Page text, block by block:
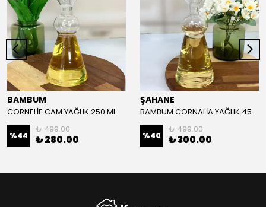
BAMBUM
CORNELİE CAM YAĞLIK 250 ML
%44
₺ 499.00
₺ 280.00
ŞAHANE
BAMBUM CORNALİA YAĞLIK 450 ML
%40
₺ 499.00
₺ 300.00